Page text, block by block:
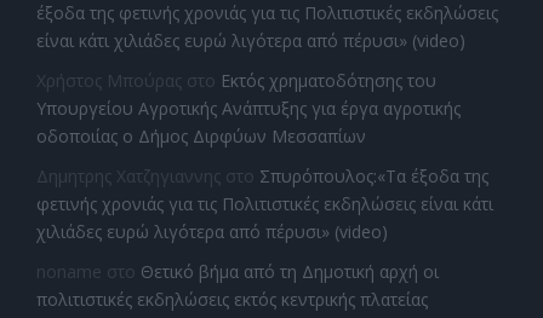
έξοδα της φετινής χρονιάς για τις Πολιτιστικές εκδηλώσεις
είναι κάτι χιλιάδες ευρώ λιγότερα από πέρυσι» (video)
Χρήστος Μπούρας στο Εκτός χρηματοδότησης του
Υπουργείου Αγροτικής Ανάπτυξης για έργα αγροτικής
οδοποιίας ο Δήμος Διρφύων Μεσσαπίων
Δημητρης Χατζηγιαννης στο Σπυρόπουλος:«Τα έξοδα της
φετινής χρονιάς για τις Πολιτιστικές εκδηλώσεις είναι κάτι
χιλιάδες ευρώ λιγότερα από πέρυσι» (video)
noname στο Θετικό βήμα από τη Δημοτική αρχή οι
πολιτιστικές εκδηλώσεις εκτός κεντρικής πλατείας